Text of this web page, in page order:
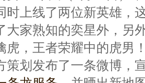
时上线了两位新英雄，
大家熟知的奕星外，另
虎，王者荣耀中的虎男
策划发布了一条微博，